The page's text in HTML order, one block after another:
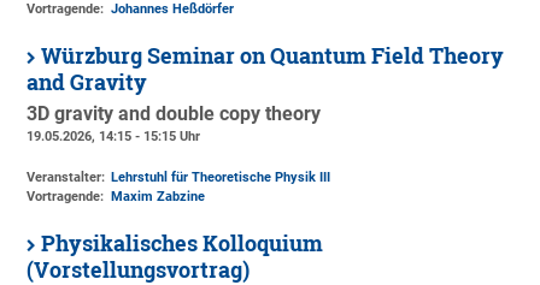
Vortragende: Johannes Heßdörfer
Würzburg Seminar on Quantum Field Theory
and Gravity
3D gravity and double copy theory
19.05.2026, 14:15 - 15:15 Uhr
Veranstalter: Lehrstuhl für Theoretische Physik III
Vortragende: Maxim Zabzine
Physikalisches Kolloquium
(Vorstellungsvortrag)